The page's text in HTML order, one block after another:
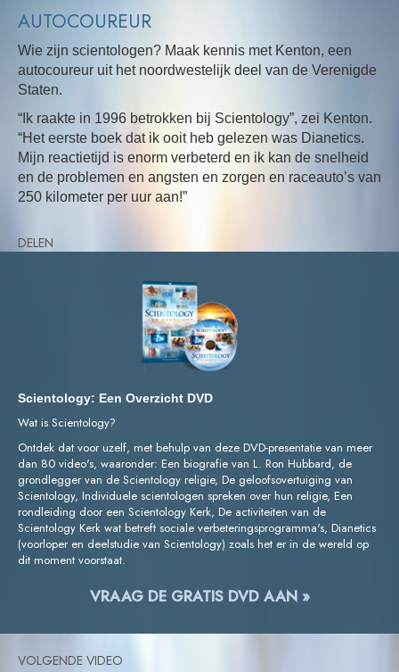
AUTOCOUREUR
Wie zijn scientologen? Maak kennis met Kenton, een
autocoureur uit het noordwestelijk deel van de Verenigde
Staten.
“Ik raakte in 1996 betrokken bij Scientology”, zei Kenton.
“Het eerste boek dat ik ooit heb gelezen was Dianetics.
Mijn reactietijd is enorm verbeterd en ik kan de snelheid
en de problemen en angsten en zorgen en raceauto’s van
250 kilometer per uur aan!”
DELEN
Scientology: Een Overzicht DVD
Wat is Scientology?
Ontdek dat voor uzelf, met behulp van deze DVD-presentatie van meer
dan 80 video's, waaronder: Een biografie van L. Ron Hubbard, de
grondlegger van de Scientology religie, De geloofsovertuiging van
Scientology, Individuele scientologen spreken over hun religie, Een
rondleiding door een Scientology Kerk, De activiteiten van de
Scientology Kerk wat betreft sociale verbeteringsprogramma's, Dianetics
(voorloper en deelstudie van Scientology) zoals het er in de wereld op
dit moment voorstaat.
VRAAG DE GRATIS DVD AAN »